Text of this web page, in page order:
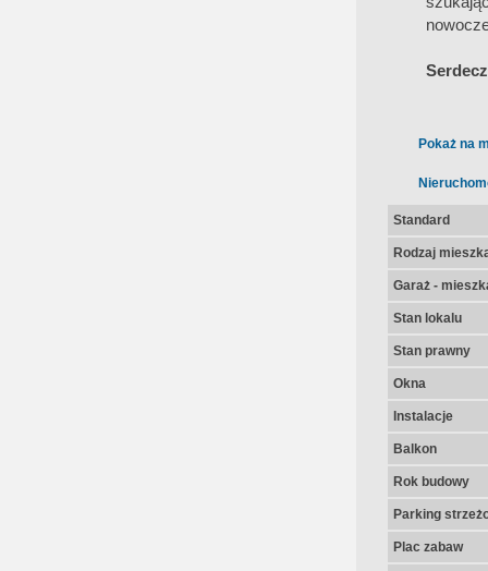
Pokaż na
Standard
Rodzaj
Garaż -
Stan lokalu
Stan prawny
Okna
Instalacje
Balkon
Rok budowy
Parking
Plac zabaw